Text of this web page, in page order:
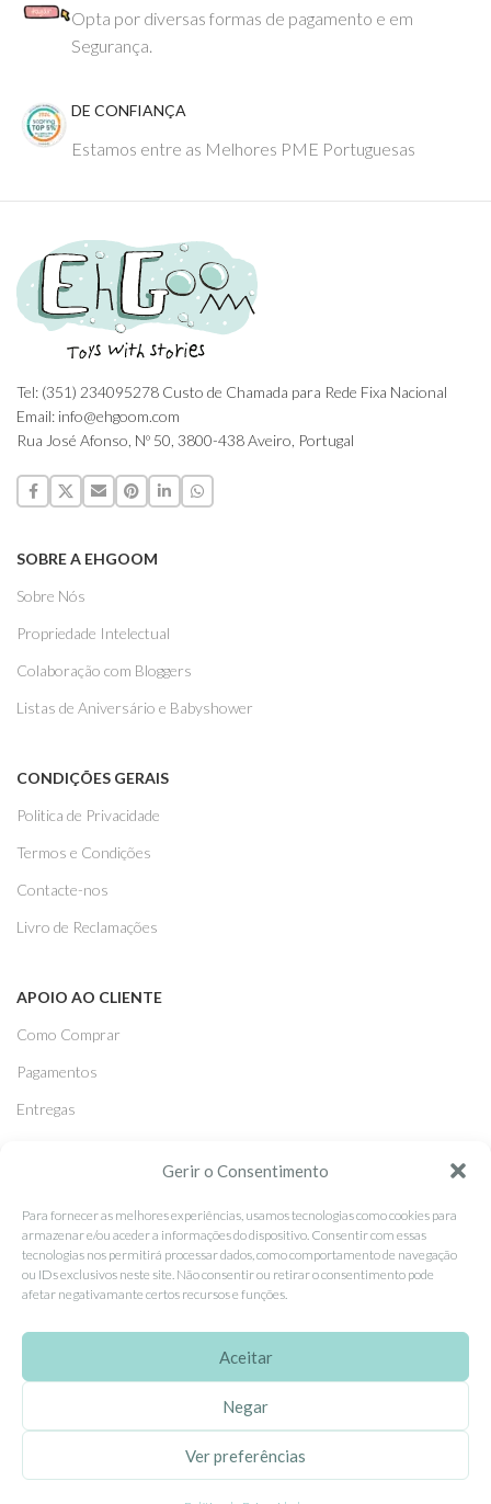
Gerir o Consentimento
Para fornecer as melhores experiências, usamos tecnologias como cookies para
armazenar e/ou aceder a informações do dispositivo. Consentir com essas
tecnologias nos permitirá processar dados, como comportamento de navegação
ou IDs exclusivos neste site. Não consentir ou retirar o consentimento pode
afetar negativamante certos recursos e funções.
Aceitar
Negar
Ver preferências
Opta por diversas formas de pagamento e em
Segurança.
DE CONFIANÇA
Estamos entre as Melhores PME Portuguesas
Tel: (351) 234095278 Custo de Chamada para Rede Fixa Nacional
Email: info@ehgoom.com
Rua José Afonso, Nº 50, 3800-438 Aveiro, Portugal
SOBRE A EHGOOM
Sobre Nós
Propriedade Intelectual
Colaboração com Bloggers
Listas de Aniversário e Babyshower
CONDIÇÕES GERAIS
Politica de Privacidade
Termos e Condições
Contacte-nos
Livro de Reclamações
APOIO AO CLIENTE
Como Comprar
Pagamentos
Entregas
SEGUE-NOS
Facebook
Instagram
Pinterest